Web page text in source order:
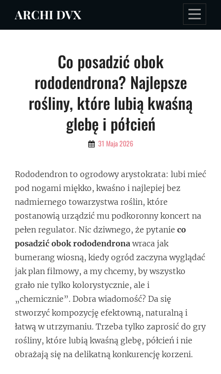
ARCHI DVX
Co posadzić obok
rododendrona? Najlepsze
rośliny, które lubią kwaśną
glebę i półcień
By 31 Maja 2026
Rododendron to ogrodowy arystokrata: lubi mieć
pod nogami miękko, kwaśno i najlepiej bez
nadmiernego towarzystwa roślin, które
postanowią urządzić mu podkoronny koncert na
pełen regulator. Nic dziwnego, że pytanie co
posadzić obok rododendrona wraca jak
bumerang wiosną, kiedy ogród zaczyna wyglądać
jak plan filmowy, a my chcemy, by wszystko
grało nie tylko kolorystycznie, ale i
„chemicznie”. Dobra wiadomość? Da się
stworzyć kompozycję efektowną, naturalną i
łatwą w utrzymaniu. Trzeba tylko zaprosić do gry
rośliny, które lubią kwaśną glebę, półcień i nie
obrażają się na delikatną konkurencję korzeni.
Nawigacja
wpisu